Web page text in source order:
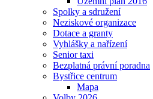
Spolky a sdružení
Neziskové organizace
Dotace a granty
Vyhlášky a nařízení
Senior taxi
Bezplatná právní poradna
Bystřice centrum
Mapa